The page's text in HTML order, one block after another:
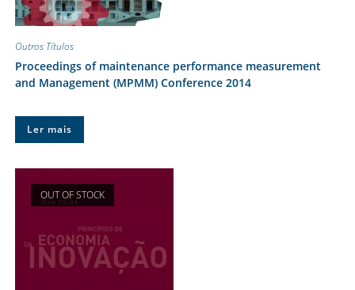
Outros Títulos
Proceedings of maintenance performance measurement
and Management (MPMM) Conference 2014
Ler mais
OUT OF STOCK